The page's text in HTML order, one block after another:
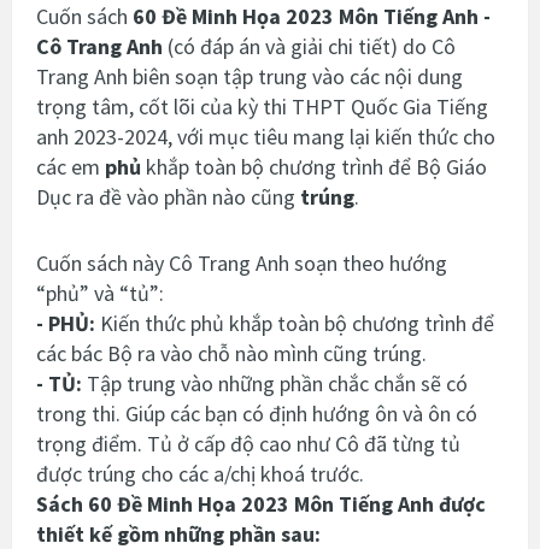
Cuốn sách 60 Đề Minh Họa 2023 Môn Tiếng Anh -
Cô Trang Anh (có đáp án và giải chi tiết) do Cô
Trang Anh biên soạn tập trung vào các nội dung
trọng tâm, cốt lõi của kỳ thi THPT Quốc Gia Tiếng
anh 2023-2024, với mục tiêu mang lại kiến thức cho
các em phủ khắp toàn bộ chương trình để Bộ Giáo
Dục ra đề vào phần nào cũng trúng.
Cuốn sách này Cô Trang Anh soạn theo hướng
“phủ” và “tủ”:
- PHỦ: Kiến thức phủ khắp toàn bộ chương trình để
các bác Bộ ra vào chỗ nào mình cũng trúng.
- TỦ: Tập trung vào những phần chắc chắn sẽ có
trong thi. Giúp các bạn có định hướng ôn và ôn có
trọng điểm. Tủ ở cấp độ cao như Cô đã từng tủ
được trúng cho các a/chị khoá trước.
Sách 60 Đề Minh Họa 2023 Môn Tiếng Anh được
thiết kế gồm những phần sau: